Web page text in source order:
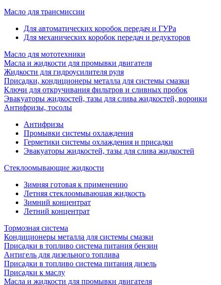
Масло для трансмиссии
Для автоматических коробок передач и ГУРа
Для механических коробок передач и редукторов
Масло для мототехники
Масла и жидкости для промывки двигателя
Жидкости для гидроусилителя руля
Присадки, кондиционеры металла для системы смазки
Ключи для откручивания фильтров и сливных пробок
Эвакуаторы жидкостей, тазы для слива жидкостей, воронки
Антифризы, тосолы
Антифризы
Промывки системы охлаждения
Герметики системы охлаждения и присадки
Эвакуаторы жидкостей, тазы для слива жидкостей
Стеклоомывающие жидкости
Зимняя готовая к применению
Летняя стеклоомывающая жидкость
Зимний концентрат
Летний концентрат
Тормозная система
Кондиционеры металла для системы смазки
Присадки в топливо система питания бензин
Антигель для дизельного топлива
Присадки в топливо система питания дизель
Присадки к маслу
Масла и жидкости для промывки двигателя